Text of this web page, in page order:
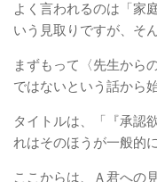
よく言われるのは「家
いう見取りですが、そ
まずもって〈先生から
ではないという話から
タイトルは、「『承認
れはそのほうが一般的
ここからは、Ａ君への